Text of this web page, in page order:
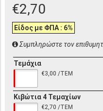
€2,70
Είδος με ΦΠΑ : 6%
Συμπληρώστε τον
Τεμάχια
€3,00 /ΤΕΜ
Κιβώτια 4 Τεμαχίων
€2,70 /ΤΕΜ